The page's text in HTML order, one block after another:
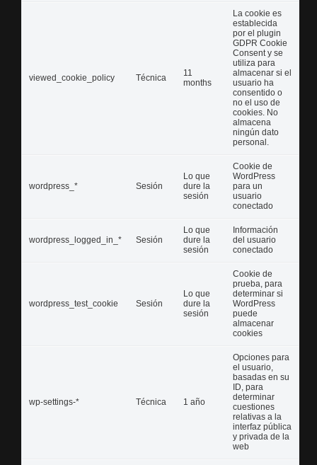
viewed_cookie_policy Técnica
11
months
La cookie es
establecida
por el plugin
GDPR Cookie
Consent y se
utiliza para
almacenar si el
usuario ha
consentido o
no el uso de
cookies. No
almacena
ningún dato
personal.
wordpress_* Sesión
Lo que
dure la
sesión
Cookie de
WordPress
para un
usuario
conectado
wordpress_logged_in_* Sesión
Lo que
dure la
sesión
Información
del usuario
conectado
wordpress_test_cookie Sesión
Lo que
dure la
sesión
Cookie de
prueba, para
determinar si
WordPress
puede
almacenar
cookies
wp-settings-* Técnica 1 año
Opciones para
el usuario,
basadas en su
ID, para
determinar
cuestiones
relativas a la
interfaz pública
y privada de la
web